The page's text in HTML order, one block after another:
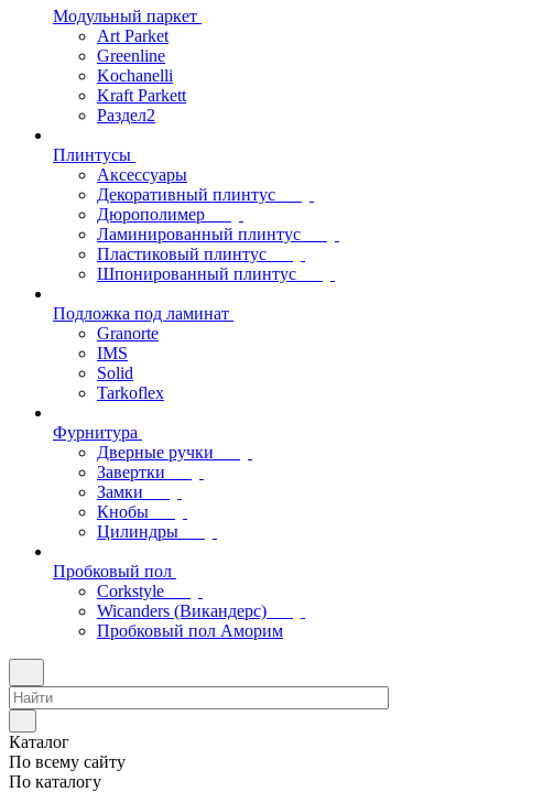
Модульный паркет
Art Parket
Greenline
Kochanelli
Kraft Parkett
Раздел2
Плинтусы
Аксессуары
Декоративный плинтус
Дюрополимер
Ламинированный плинтус
Пластиковый плинтус
Шпонированный плинтус
Подложка под ламинат
Granorte
IMS
Solid
Tarkoflex
Фурнитура
Дверные ручки
Завертки
Замки
Кнобы
Цилиндры
Пробковый пол
Corkstyle
Wicanders (Викандерс)
Пробковый пол Аморим
Каталог
По всему сайту
По каталогу